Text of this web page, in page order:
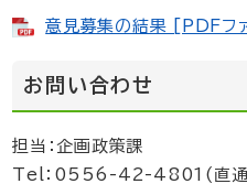
意見募集の結果 [PDFフ
お問い合わせ
担当：企画政策課
Tel：0556-42-4801(直